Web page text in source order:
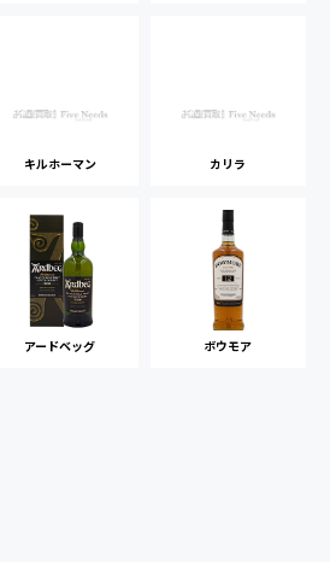
キルホーマン カリラ
アードベッグ ボウモア